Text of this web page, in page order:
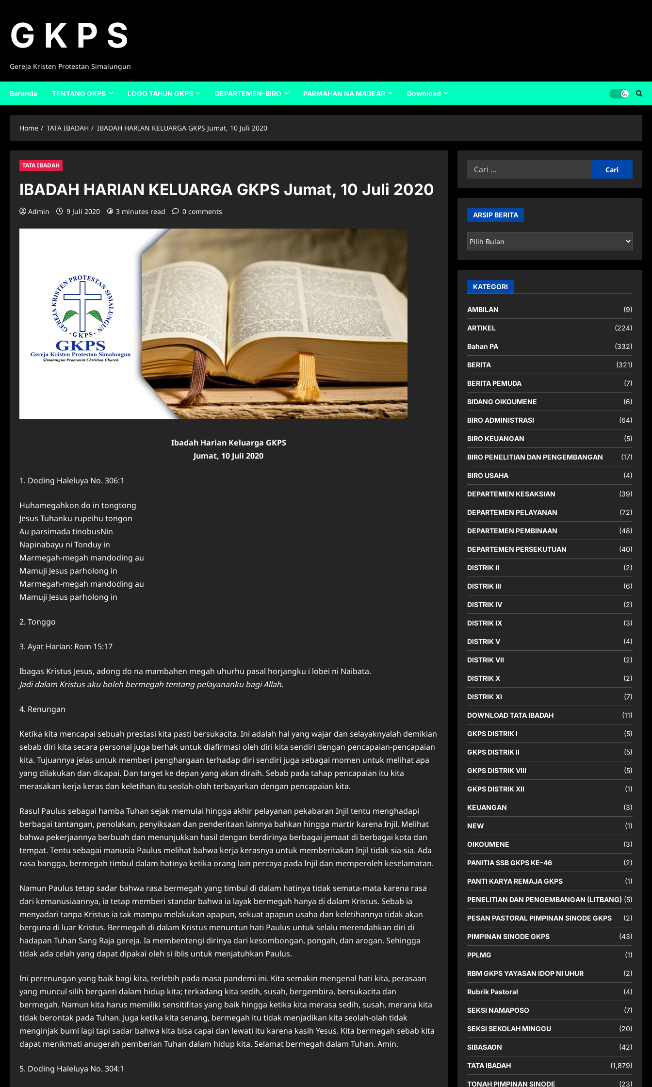
contentG K P S
Gereja Kristen Protestan Simalungun
Beranda TENTANG GKPS LOGO TAHUN GKPS DEPARTEMEN-BIRO PARMAHAN NA MADEAR Download
Home TATA IBADAH IBADAH HARIAN KELUARGA GKPS Jumat, 10 Juli 2020
TATA IBADAH
IBADAH HARIAN KELUARGA GKPS Jumat, 10 Juli 2020
Admin 9 Juli 2020 3 minutes read 0 comments
Ibadah Harian Keluarga GKPS
Jumat, 10 Juli 2020
1. Doding Haleluya No. 306:1
Huhamegahkon do in tongtong
Jesus Tuhanku rupeihu tongon
Au parsimada tinobusNin
Napinabayu ni Tonduy in
Marmegah-megah mandoding au
Mamuji Jesus parholong in
Marmegah-megah mandoding au
Mamuji Jesus parholong in
2. Tonggo
3. Ayat Harian: Rom 15:17
Ibagas Kristus Jesus, adong do na mambahen megah uhurhu pasal horjangku i lobei ni Naibata.
Jadi dalam Kristus aku boleh bermegah tentang pelayananku bagi Allah.
4. Renungan
Ketika kita mencapai sebuah prestasi kita pasti bersukacita. Ini adalah hal yang wajar dan selayaknyalah demikian
sebab diri kita secara personal juga berhak untuk diafirmasi oleh diri kita sendiri dengan pencapaian-pencapaian
kita. Tujuannya jelas untuk memberi penghargaan terhadap diri sendiri juga sebagai momen untuk melihat apa
yang dilakukan dan dicapai. Dan target ke depan yang akan diraih. Sebab pada tahap pencapaian itu kita
merasakan kerja keras dan keletihan itu seolah-olah terbayarkan dengan pencapaian kita.
Rasul Paulus sebagai hamba Tuhan sejak memulai hingga akhir pelayanan pekabaran Injil tentu menghadapi
berbagai tantangan, penolakan, penyiksaan dan penderitaan lainnya bahkan hingga martir karena Injil. Melihat
bahwa pekerjaannya berbuah dan menunjukkan hasil dengan berdirinya berbagai jemaat di berbagai kota dan
tempat. Tentu sebagai manusia Paulus melihat bahwa kerja kerasnya untuk memberitakan Injil tidak sia-sia. Ada
rasa bangga, bermegah timbul dalam hatinya ketika orang lain percaya pada Injil dan memperoleh keselamatan.
Namun Paulus tetap sadar bahwa rasa bermegah yang timbul di dalam hatinya tidak semata-mata karena rasa
dari kemanusiaannya, ia tetap memberi standar bahwa ia layak bermegah hanya di dalam Kristus. Sebab ia
menyadari tanpa Kristus ia tak mampu melakukan apapun, sekuat apapun usaha dan keletihannya tidak akan
berguna di luar Kristus. Bermegah di dalam Kristus menuntun hati Paulus untuk selalu merendahkan diri di
hadapan Tuhan Sang Raja gereja. Ia membentengi dirinya dari kesombongan, pongah, dan arogan. Sehingga
tidak ada celah yang dapat dipakai oleh si iblis untuk menjatuhkan Paulus.
Ini perenungan yang baik bagi kita, terlebih pada masa pandemi ini. Kita semakin mengenal hati kita, perasaan
yang muncul silih berganti dalam hidup kita; terkadang kita sedih, susah, bergembira, bersukacita dan
bermegah. Namun kita harus memiliki sensitifitas yang baik hingga ketika kita merasa sedih, susah, merana kita
tidak berontak pada Tuhan. Juga ketika kita senang, bermegah itu tidak menjadikan kita seolah-olah tidak
menginjak bumi lagi tapi sadar bahwa kita bisa capai dan lewati itu karena kasih Yesus. Kita bermegah sebab kita
dapat menikmati anugerah pemberian Tuhan dalam hidup kita. Selamat bermegah dalam Tuhan. Amin.
5. Doding Haleluya No. 304:1
Cari
ARSIP BERITA
ARSIP
BERITA
KATEGORI
AMBILAN (9)
ARTIKEL (224)
Bahan PA (332)
BERITA (321)
BERITA PEMUDA (7)
BIDANG OIKOUMENE (6)
BIRO ADMINISTRASI (64)
BIRO KEUANGAN (5)
BIRO PENELITIAN DAN PENGEMBANGAN (17)
BIRO USAHA (4)
DEPARTEMEN KESAKSIAN (39)
DEPARTEMEN PELAYANAN (72)
DEPARTEMEN PEMBINAAN (48)
DEPARTEMEN PERSEKUTUAN (40)
DISTRIK II (2)
DISTRIK III (6)
DISTRIK IV (2)
DISTRIK IX (3)
DISTRIK V (4)
DISTRIK VII (2)
DISTRIK X (2)
DISTRIK XI (7)
DOWNLOAD TATA IBADAH (11)
GKPS DISTRIK I (5)
GKPS DISTRIK II (5)
GKPS DISTRIK VIII (5)
GKPS DISTRIK XII (1)
KEUANGAN (3)
NEW (1)
OIKOUMENE (3)
PANITIA SSB GKPS KE-46 (2)
PANTI KARYA REMAJA GKPS (1)
PENELITIAN DAN PENGEMBANGAN (LITBANG) (5)
PESAN PASTORAL PIMPINAN SINODE GKPS (2)
PIMPINAN SINODE GKPS (43)
PPLMG (1)
RBM GKPS YAYASAN IDOP NI UHUR (2)
Rubrik Pastoral (4)
SEKSI NAMAPOSO (7)
SEKSI SEKOLAH MINGGU (20)
SIBASAON (42)
TATA IBADAH (1,879)
TONAH PIMPINAN SINODE (23)